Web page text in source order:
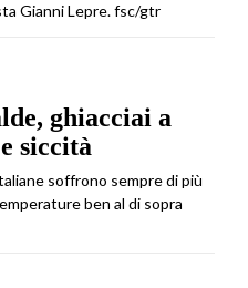
Gianni Lepre. fsc/gtr
ghiacciai a
siccità
soffrono sempre di più
ben al di sopra